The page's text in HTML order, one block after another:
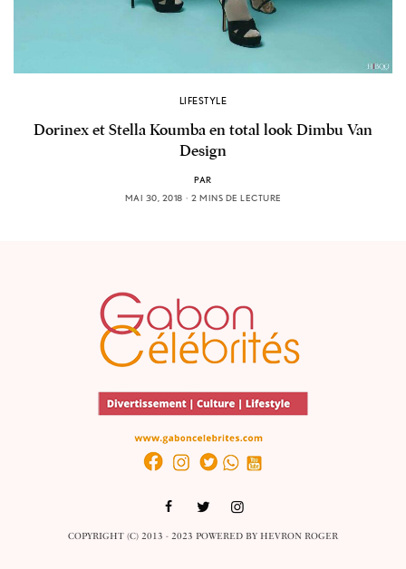
LIFESTYLE
Dorinex et Stella Koumba en total look Dimbu Van
Design
PAR
MAI 30, 2018
2 MINS DE LECTURE
COPYRIGHT (C) 2013 - 2023 POWERED BYHEVRON ROGER